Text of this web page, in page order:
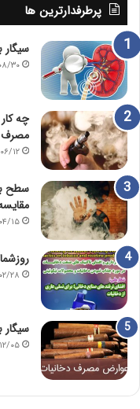
پرطرفدارترین ها
سیگار
چه
مصرف
سطح